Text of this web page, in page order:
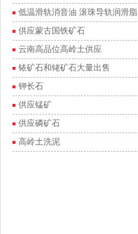
低温滑轨消音油 滚珠导轨润滑脂
供应蒙古国铁矿石
云南高品位高岭土供应
铱矿石和铑矿石大量出售
钾长石
供应锰矿
供应磷矿石
高岭土洗泥